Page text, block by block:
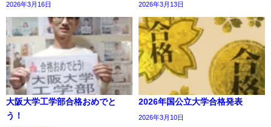
2026年3月16日 2026年3月13日
大阪大学工学部合格おめでと
う！
2026年国公立大学合格発表
2026年3月10日